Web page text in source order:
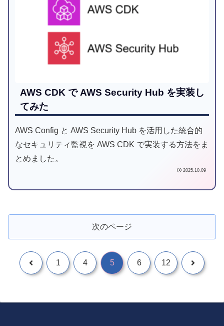
AWS CDK で AWS Security Hub を実装し
てみた
AWS Config と AWS Security Hub を活用した統合的
なセキュリティ監視を AWS CDK で実装する方法をま
とめました。
2025.10.09
次のページ
1 4 5 6 12